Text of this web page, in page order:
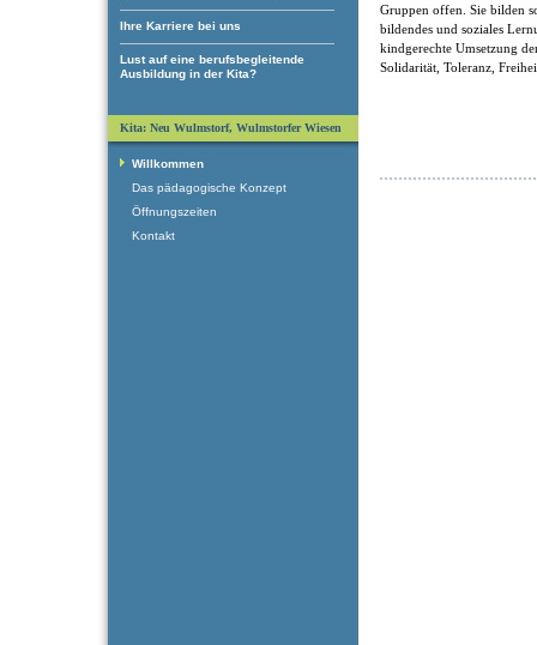
Ihre Karriere bei uns
Lust auf eine berufsbegleitende
Ausbildung in der Kita?
Gruppen offen. Sie bilden
bildendes und soziales
kindgerechte Umsetzung
Solidarität, Toleranz,
Kita: Neu Wulmstorf, Wulmstorfer Wiesen
Willkommen
Das pädagogische Konzept
Öffnungszeiten
Kontakt